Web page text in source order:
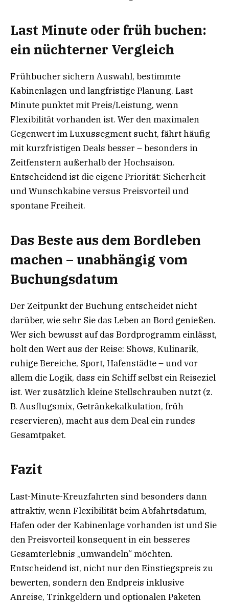
Last Minute oder früh buchen:
ein nüchterner Vergleich
Frühbucher sichern Auswahl, bestimmte
Kabinenlagen und langfristige Planung. Last
Minute punktet mit Preis/Leistung, wenn
Flexibilität vorhanden ist. Wer den maximalen
Gegenwert im Luxussegment sucht, fährt häufig
mit kurzfristigen Deals besser – besonders in
Zeitfenstern außerhalb der Hochsaison.
Entscheidend ist die eigene Priorität: Sicherheit
und Wunschkabine versus Preisvorteil und
spontane Freiheit.
Das Beste aus dem Bordleben
machen – unabhängig vom
Buchungsdatum
Der Zeitpunkt der Buchung entscheidet nicht
darüber, wie sehr Sie das Leben an Bord genießen.
Wer sich bewusst auf das Bordprogramm einlässt,
holt den Wert aus der Reise: Shows, Kulinarik,
ruhige Bereiche, Sport, Hafenstädte – und vor
allem die Logik, dass ein Schiff selbst ein Reiseziel
ist. Wer zusätzlich kleine Stellschrauben nutzt (z.
B. Ausflugsmix, Getränkekalkulation, früh
reservieren), macht aus dem Deal ein rundes
Gesamtpaket.
Fazit
Last-Minute-Kreuzfahrten sind besonders dann
attraktiv, wenn Flexibilität beim Abfahrtsdatum,
Hafen oder der Kabinenlage vorhanden ist und Sie
den Preisvorteil konsequent in ein besseres
Gesamterlebnis „umwandeln“ möchten.
Entscheidend ist, nicht nur den Einstiegspreis zu
bewerten, sondern den Endpreis inklusive
Anreise, Trinkgeldern und optionalen Paketen